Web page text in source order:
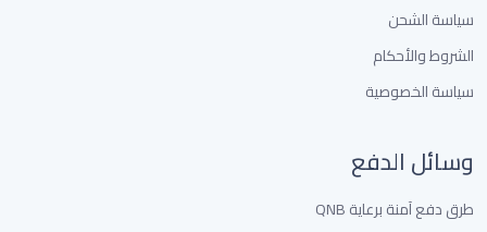
سياسة الشحن
الشروط والأحكام
سياسة الخصوصية
وسائل الدفع
طرق دفع آمنة برعاية QNB